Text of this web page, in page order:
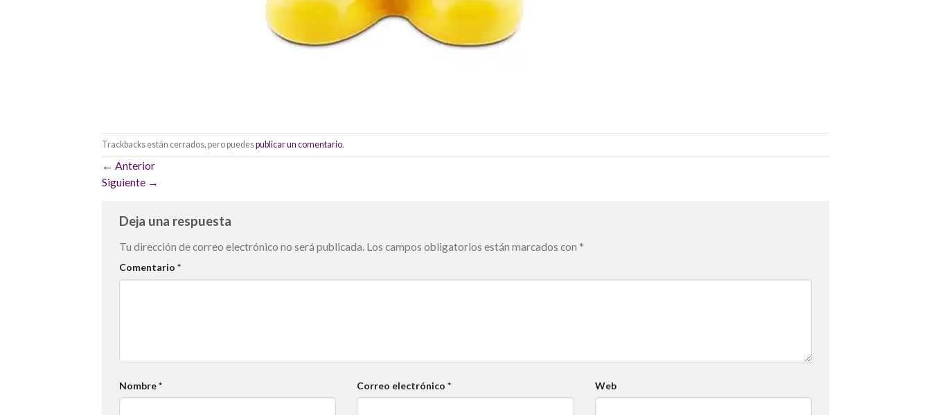
Trackbacks están cerrados, pero puedespublicar un comentario.
← Anterior
Siguiente →
Deja una respuesta
Tu dirección de correo electrónico no será publicada. Los campos obligatorios están marcados con *
Comentario *
Nombre* Correo electrónico* Web